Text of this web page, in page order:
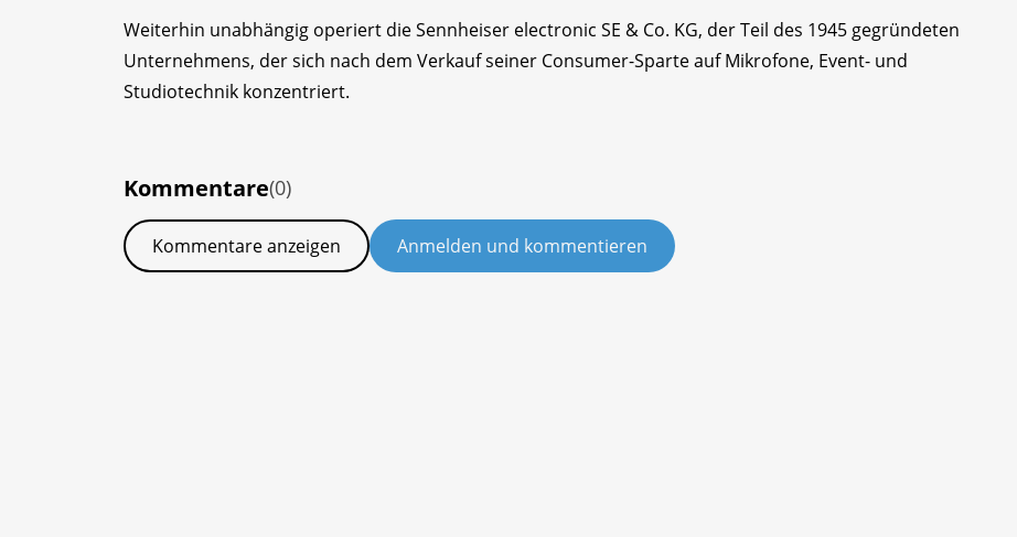
Weiterhin unabhängig operiert die Sennheiser electronic SE & Co. KG, der Teil des 1945 gegründeten
Unternehmens, der sich nach dem Verkauf seiner Consumer-Sparte auf Mikrofone, Event- und
Studiotechnik konzentriert.
Kommentare(0)
Kommentare anzeigen Anmelden und kommentieren